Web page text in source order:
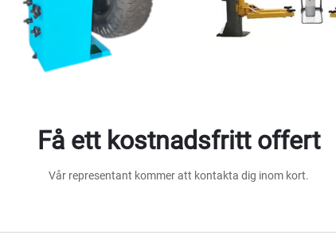
Få ett kostnadsfritt offert
Vår representant kommer att kontakta dig inom kort.